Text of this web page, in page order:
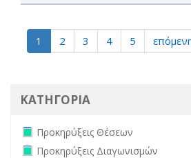
1 2 3 4 5
ΚΑΤΗΓΟΡΙΑ
Remove Προκηρύξεις Θέσεων filter
Προκηρύξεις Θέσεων
Remove Προκηρύξεις
Προκηρύξεις Διαγωνισμών